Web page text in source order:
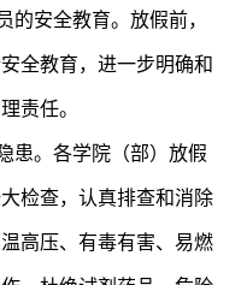
的安全教育。放假前，
全教育，进一步明确和
责任。
患。各学院（部）放假
检查，认真排查和消除
高压、有毒有害、易燃